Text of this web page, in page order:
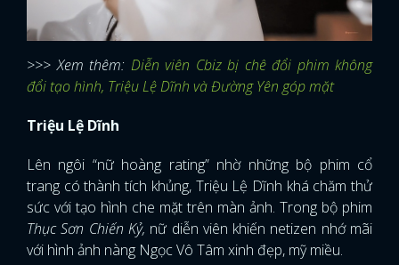
>>> Xem thêm: Diễn viên Cbiz bị chê đổi phim không
đổi tạo hình, Triệu Lệ Dĩnh và Đường Yên góp mặt
Triệu Lệ Dĩnh
Lên ngôi “nữ hoàng rating” nhờ những bộ phim cổ
trang có thành tích khủng, Triệu Lệ Dĩnh khá chăm thử
sức với tạo hình che mặt trên màn ảnh. Trong bộ phim
Thục Sơn Chiến Kỷ, nữ diễn viên khiến netizen nhớ mãi
với hình ảnh nàng Ngọc Vô Tâm xinh đẹp, mỹ miều.